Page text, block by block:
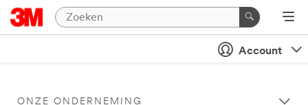
Account
ONZE ONDERNEMING